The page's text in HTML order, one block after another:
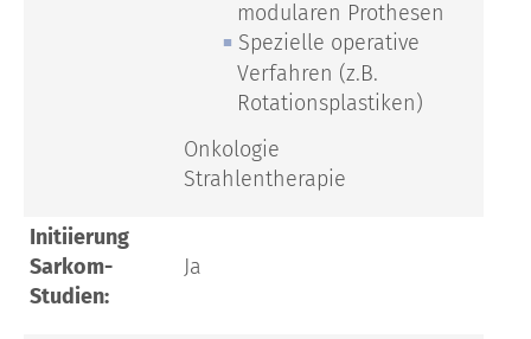
modularen Prothesen
Spezielle operative
Verfahren (z.B.
Rotationsplastiken)
Onkologie
Strahlentherapie
Initiierung
Sarkom-
Studien:
Ja